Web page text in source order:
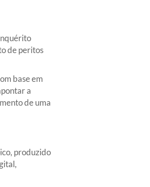
de peritos
base em
a
de uma
produzido